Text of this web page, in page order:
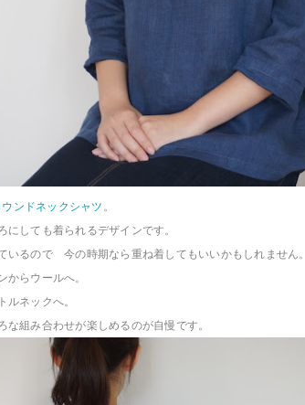
ンドネックシャツ 。
にしても着られるデザインです。
いるので 今の時期なら重ね着してもいいかもしれません。
からウールへ。
ルネックへ。
な組み合わせが楽しめるのが自慢です。